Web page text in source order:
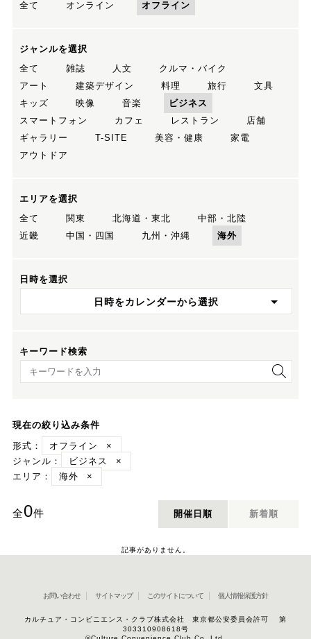
全て
オンライン オフライン
ジャンルを選択
全て
雑誌 人文
クルマ・バイク
アート
建築デザイン 料理 旅行
文具
キッズ
映像 音楽
ビジネス
スマートフォン
カフェ レストラン
店舗
ギャラリー
T-SITE 美容・健康
家電
アウトドア
エリアを選択
全て
関東 北海道・東北
中部・北陸
近畿
中国・四国 九州・沖縄 海外
日時を選択
日時をカレンダーから選択
キーワード検索
キーワード検索
現在の絞り込み条件
形式：
オフライン
×
ジャンル：
ビジネス
×
エリア：
海外 ×
全0件 開催日順 新着順
記事がありません。
お問い合わせ サイトマップ このサイトについて 個人情報保護方針
カルチュア・コンビニエンス・クラブ株式会社 東京都公安委員会許可 第
303310908618号